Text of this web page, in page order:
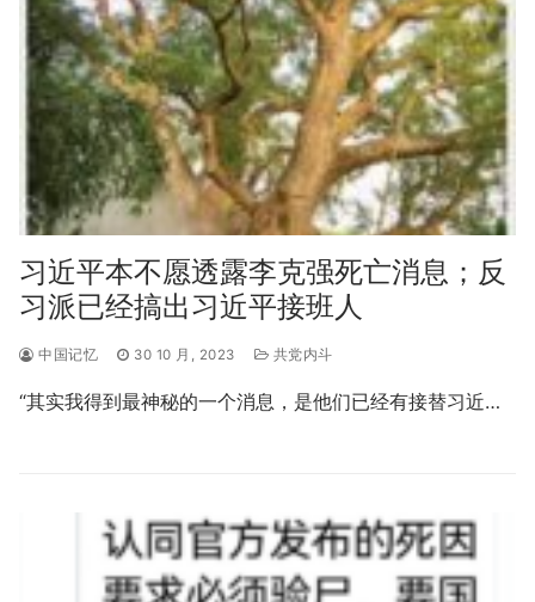
习近平本不愿透露李克强死亡消息；反
习派已经搞出习近平接班人
中国记忆 30 10 月, 2023 共党内斗
“其实我得到最神秘的一个消息，是他们已经有接替习近…